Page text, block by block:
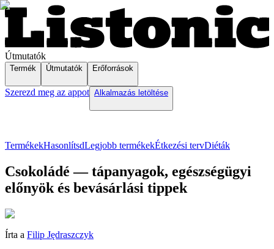
Útmutatók
Termék Útmutatók Erőforrások
Szerezd meg az appot Alkalmazás letöltése
TermékekHasonlítsdLegjobb termékekÉtkezési tervDiéták
Csokoládé — tápanyagok, egészségügyi
előnyök és bevásárlási tippek
Írta a Filip Jędraszczyk